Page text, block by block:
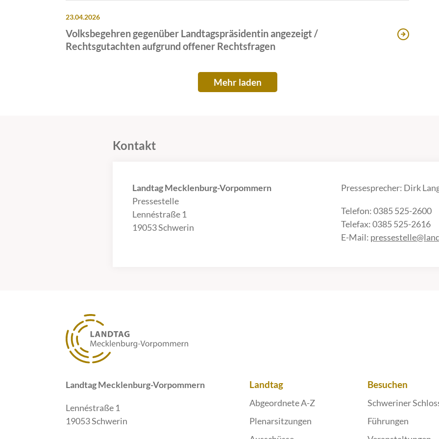
23.04.2026
Volksbegehren gegenüber Landtagspräsidentin angezeigt /
Rechtsgutachten aufgrund offener Rechtsfragen
Mehr laden
Kontakt
Landtag Mecklenburg-Vorpommern
Pressestelle
Lennéstraße 1
19053 Schwerin
Pressesprecher: Dirk
Telefon: 0385 525-2600
Telefax: 0385 525-2616
E-Mail:
Landtag Mecklenburg-Vorpommern
Lennéstraße 1
19053 Schwerin
Landtag
Abgeordnete A-Z
Plenarsitzungen
Besuchen
Schweriner
Führungen